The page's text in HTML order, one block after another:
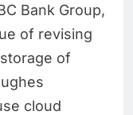
Bank Group,
of revising
of
cloud